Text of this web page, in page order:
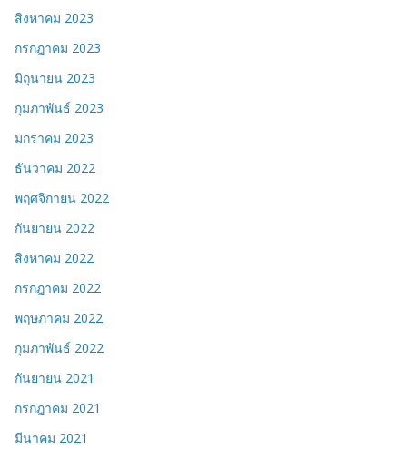
สิงหาคม 2023
กรกฎาคม 2023
มิถุนายน 2023
กุมภาพันธ์ 2023
มกราคม 2023
ธันวาคม 2022
พฤศจิกายน 2022
กันยายน 2022
สิงหาคม 2022
กรกฎาคม 2022
พฤษภาคม 2022
กุมภาพันธ์ 2022
กันยายน 2021
กรกฎาคม 2021
มีนาคม 2021